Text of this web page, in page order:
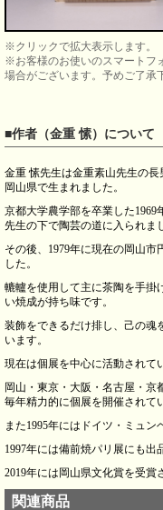
※クリックで拡大表示します。
※お客様のお使いのスマートフ
場合がございます。予めご了承
■作者（金重 愫）について
金重 愫先生は金重素山先生の長
岡山県で生まれました。
京都大学農学部を卒業した1969
先生の下で陶芸の道に入られま
その後、1979年に現在の岡山市
した。
轆轤を使用して主に茶陶を手掛
い焼成が持ち味です。
装飾をできるだけ排し、己の魂
います。
現在は個展を中心に活動されて
岡山・東京・大阪・名古屋・京
毎年精力的に個展を開催されて
また1995年にはドイツ・ミュン
1997年には備前焼パリ展にも出
2019年には岡山県文化賞を受賞
関連商品